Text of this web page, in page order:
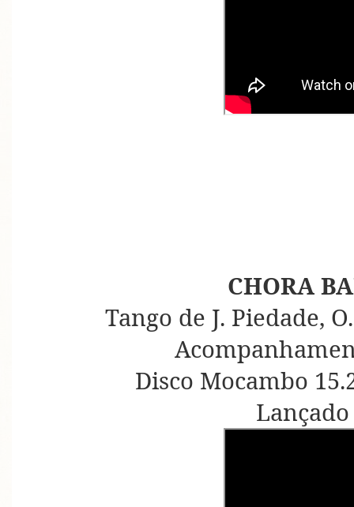
CHORA
Tango de J. Piedade,
Disco Mocambo